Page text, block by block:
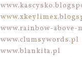
www.rainbow-above-
www.clumsywords.pl
www.blankita.pl